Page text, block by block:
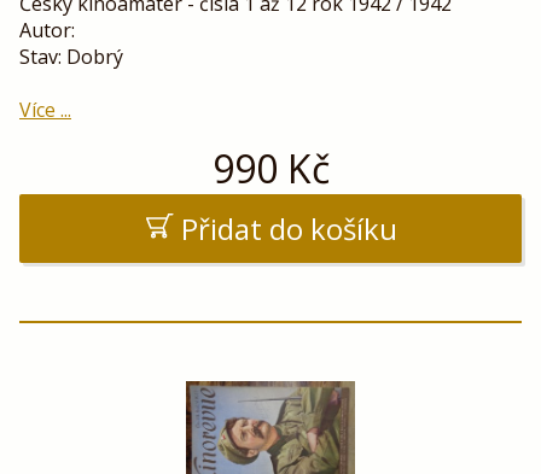
Autor:
Stav: Dobrý
Více ...
990 Kč
Přidat do košíku